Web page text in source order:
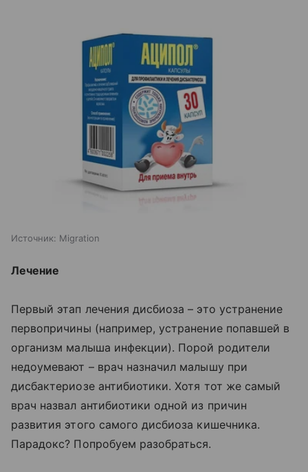
Источник: Migration
Лечение
Первый этап лечения дисбиоза – это устранение
первопричины (например, устранение попавшей в
организм малыша инфекции). Порой родители
недоумевают – врач назначил малышу при
дисбактериозе антибиотики. Хотя тот же самый
врач назвал антибиотики одной из причин
развития этого самого дисбиоза кишечника.
Парадокс? Попробуем разобраться.